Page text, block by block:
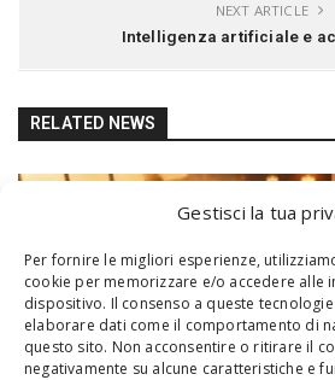
Gestisci la tua
Per fornire le migliori esperienze,
cookie per memorizzare e/o accedere alle
dispositivo. Il consenso a queste
elaborare dati come il comportamento di
questo sito. Non acconsentire o ritirare il
negativamente su alcune caratteristiche e
NEXT ARTICLE
Intelligenza artificiale e
RELATED NEWS